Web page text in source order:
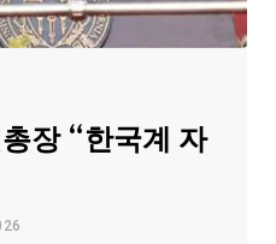
장 “한국계 자